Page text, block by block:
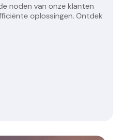
noden van onze klanten
oplossingen. Ontdek